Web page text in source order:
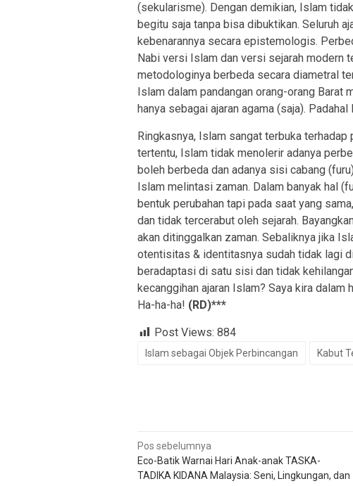
(sekularisme). Dengan demikian, Islam
begitu saja tanpa bisa dibuktikan. Seluruh
kebenarannya secara epistemologis.
Nabi versi Islam dan versi sejarah modern
metodologinya berbeda secara diametral
Islam dalam pandangan orang-orang
hanya sebagai ajaran agama (saja).
Ringkasnya, Islam sangat terbuka
tertentu, Islam tidak menolerir adanya
boleh berbeda dan adanya sisi cabang
Islam melintasi zaman. Dalam banyak hal
bentuk perubahan tapi pada saat yang
dan tidak tercerabut oleh sejarah.
akan ditinggalkan zaman. Sebaliknya jika
otentisitas & identitasnya sudah tidak lagi
beradaptasi di satu sisi dan tidak
kecanggihan ajaran Islam? Saya kira
Ha-ha-ha! (RD)***
Post Views: 884
Islam sebagai Objek Perbincangan Kabut
Navigasi
pos
Pos sebelumnya
Eco-Batik Warnai Hari Anak-anak TASKA-
TADIKA KIDANA Malaysia: Seni, Lingkungan, dan